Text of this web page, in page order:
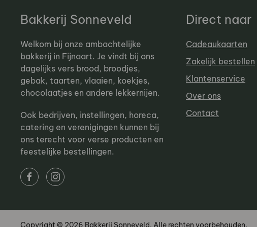
Bakkerij Sonneveld
Welkom bij onze ambachtelijke
bakkerij in Fijnaart. Je vindt bij ons
dagelijks vers brood, broodjes,
gebak, taarten, vlaaien, koekjes,
chocolaatjes en andere lekkernijen.
Ook bedrijven, instellingen, horeca,
catering en verenigingen kunnen bij
ons terecht voor verse producten en
feestelijke bestellingen.
Direct naar
Cadeaukaarten
Zakelijk bestellen
Klantenservice
Over ons
Contact
Copyright © 2026 Bakkerij Sonneveld. Alle rechten voorbehouden.